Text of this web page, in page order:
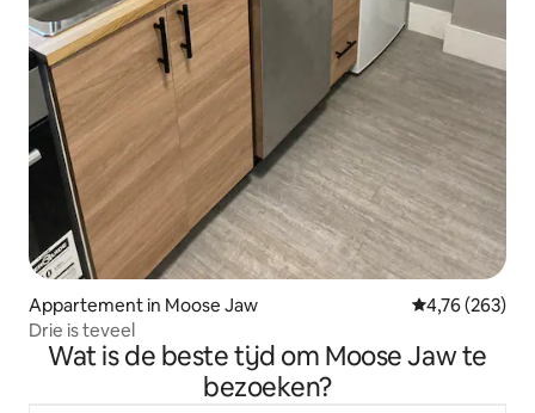
Appartement in Moose Jaw Gemiddelde
4,76 (263)
Drie is teveel
Wat is de beste tijd om Moose Jaw te
bezoeken?